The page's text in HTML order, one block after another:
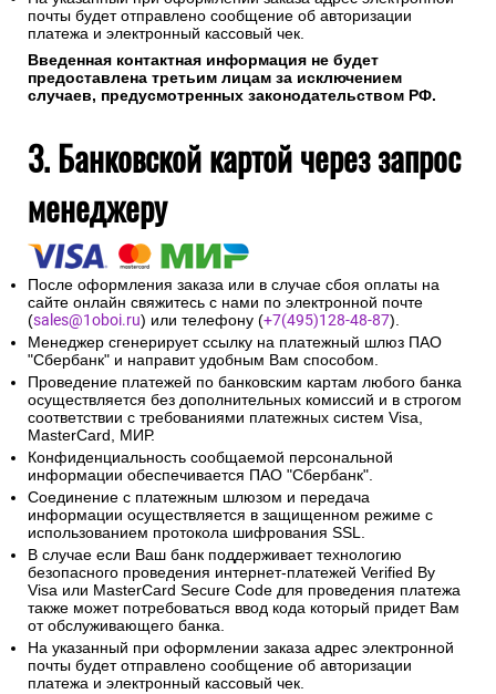
почты будет отправлено сообщение об авторизации
платежа и электронный кассовый чек.
Введенная контактная информация не будет
предоставлена третьим лицам за исключением
случаев, предусмотренных законодательством РФ.
3. Банковской картой через запрос
менеджеру
После оформления заказа или в случае сбоя оплаты на
сайте онлайн свяжитесь с нами по электронной почте
(sales@1oboi.ru) или телефону (+7(495)128-48-87).
Менеджер сгенерирует ссылку на платежный шлюз ПАО
"Сбербанк" и направит удобным Вам способом.
Проведение платежей по банковским картам любого банка
осуществляется без дополнительных комиссий и в строгом
соответствии с требованиями платежных систем Visa,
MasterCard, МИР.
Конфиденциальность сообщаемой персональной
информации обеспечивается ПАО "Сбербанк".
Соединение с платежным шлюзом и передача
информации осуществляется в защищенном режиме с
использованием протокола шифрования SSL.
В случае если Ваш банк поддерживает технологию
безопасного проведения интернет-платежей Verified By
Visa или MasterCard Secure Code для проведения платежа
также может потребоваться ввод кода который придет Вам
от обслуживающего банка.
На указанный при оформлении заказа адрес электронной
почты будет отправлено сообщение об авторизации
платежа и электронный кассовый чек.